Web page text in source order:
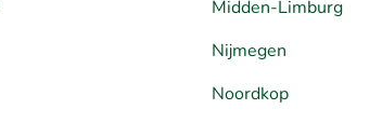
Midden-Limburg
Nijmegen
Noordkop